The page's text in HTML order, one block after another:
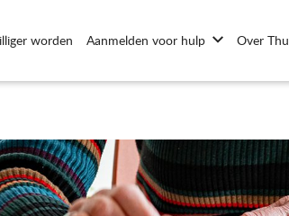
worden Aanmelden voor hulp Over